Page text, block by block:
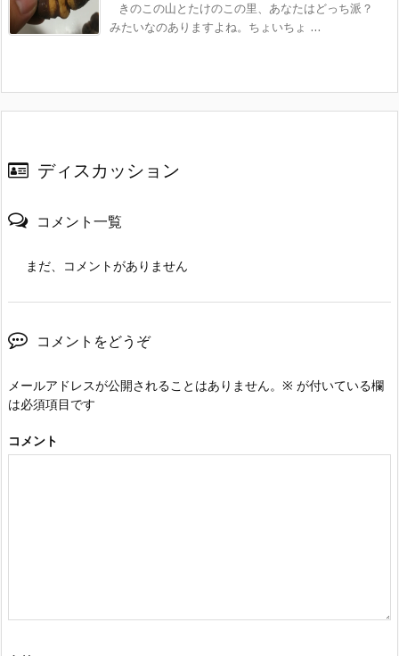
きのこの山とたけのこの里、あなたはどっち派？
みたいなのありますよね。ちょいちょ ...
ディスカッション
コメント一覧
まだ、コメントがありません
コメントをどうぞ
メールアドレスが公開されることはありません。 ※ が付いている欄
は必須項目です
コメント